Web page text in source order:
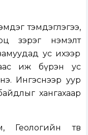
тэмдэглэгээ,
зэрэг нэмэлт
ус ихээр
иж бүрэн ус
Ингэснээр уур
байдлыг хангахаар
Геологийн төв